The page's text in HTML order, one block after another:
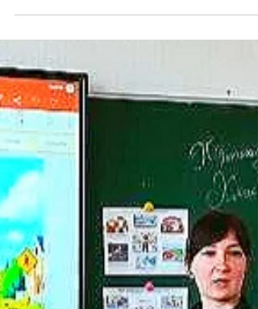
У Білоцерківській гімназії-початковій школі
№7 інспектором ССОБ Новиковою К.Р.
проведено профілактичні заняття з учнями
на тему: «Зачепінг - гра з ризиком». Під час
зустрічі учням роз’яснено, що зачепінг - це
небезпечна форма розваги, яка полягає у
пересуванні на зовнішніх частинах
транспорту та може призвести до тяжких
травм або загибелі. Особливу увагу було
приділено правилам безпечної поведінки
поблизу залізничного транспорту,
відповідальності за власне життя та
наслідкам